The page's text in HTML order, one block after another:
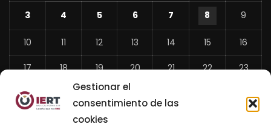
Gestionar el
consentimiento de las
cookies
3 4 5 6 7 8 9
10 11 12 13 14 15 16
17 18 19 20 21 22 23
24 26 27